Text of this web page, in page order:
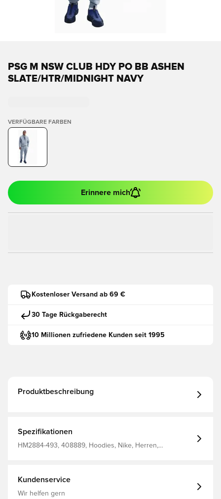
PSG M NSW CLUB HDY PO BB ASHEN
SLATE/HTR/MIDNIGHT NAVY
VERFÜGBARE FARBEN
Erinnere mich
Kostenloser Versand ab 69 €
30 Tage Rückgaberecht
10 Millionen zufriedene Kunden seit 1995
Produktbeschreibung
Spezifikationen
HM2884-493, 408889, Hoodies, Nike, Herren,
Kundenservice
Wir helfen gern